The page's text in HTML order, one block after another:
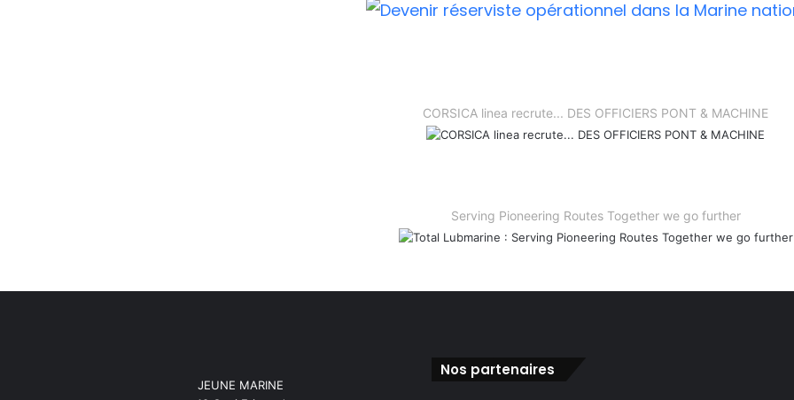
CORSICA linea recrute... DES OFFICIERS PONT & MACHINE
Serving Pioneering Routes Together we go further
JEUNE MARINE
Nos partenaires